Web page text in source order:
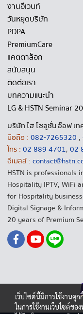
งานอีเวนท์
วันหยุดบริษัท
PDPA
PremiumCare
แคตตาล็อก
สนับสนุน
ติดต่อเรา
บทความแนะนำ
LG & HSTN Seminar
บริษัท ไฮ โซลูชั่น อ๊อฟ เท
มือถือ : 082-7265320 ,
โทร : 02 889 4701, 02
อีเมลล์ :
HSTN is professionals
Hospitality IPTV, WiFi
for Hospitality
Digital Signage &
20 years of Premium
เว็บไซต์นี้มีการใช้งานคุ
ในการใช้งานเว็บไซต์ขอ